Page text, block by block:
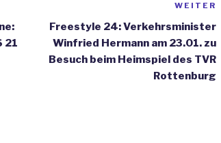
21
WEITER
Freestyle 24: Verkehrsminister
Winfried Hermann am 23.01. zu
Besuch beim Heimspiel des TVR
Rottenburg